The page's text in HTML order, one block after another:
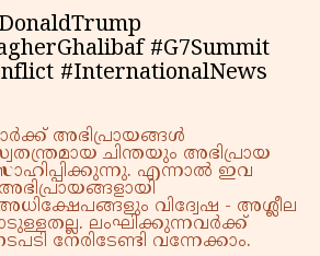
#G7Summit
#InternationalNews
അഭിപ്രായങ്ങൾ
ചിന്തയും അഭിപ്രായ
എന്നാൽ ഇവ
വിദ്വേഷ - അശ്ലീല
ലംഘിക്കുന്നവർക്ക്
നേരിടേണ്ടി വന്നേക്കാം.